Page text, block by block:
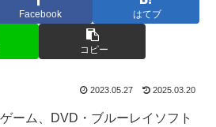
Facebook はてブ
コピー
2023.05.27 2025.03.20
ーム、DVD・ブルーレイソフト